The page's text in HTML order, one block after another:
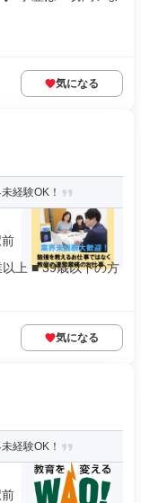
気になる
経験OK！
上 ■ 39歳以下の方
気になる
経験OK！